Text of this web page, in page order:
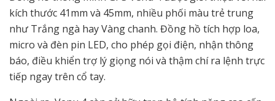
kích thước 41mm và 45mm, nhiều phối màu trẻ trung
như Trắng ngà hay Vàng chanh. Đồng hồ tích hợp loa,
micro và đèn pin LED, cho phép gọi điện, nhận thông
báo, điều khiển trợ lý giọng nói và thậm chí ra lệnh trực
tiếp ngay trên cổ tay.